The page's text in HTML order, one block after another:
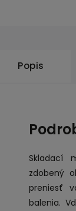
Popis
Skladací
zdobený
preniesť
balenia.